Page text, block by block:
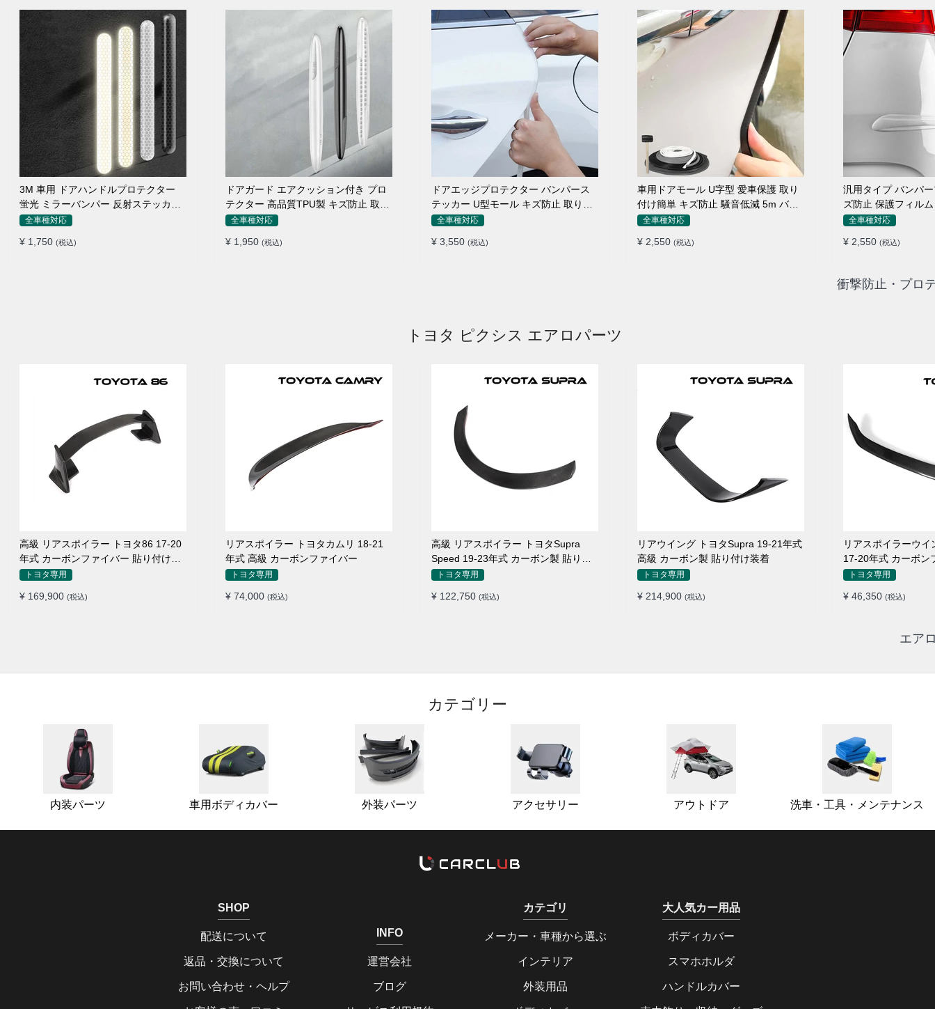
3M 車用 ドアハンドルプロテクター
蛍光 ミラーバンパー 反射ステッカー
保護フィルム
全車種対応
¥ 1,750 (税込)
ドアガード エアクッション付き プロ
テクター 高品質TPU製 キズ防止 取り
付け簡単
全車種対応
¥ 1,950 (税込)
ドアエッジプロテクター バンパース
テッカー U型モール キズ防止 取り付
け簡単 騒音低減
全車種対応
¥ 3,550 (税込)
車用ドアモール U字型 愛車保護 取り
付け簡単 キズ防止 騒音低減 5m バン
パーストリップ
全車種対応
¥ 2,550 (税込)
汎用タイプ バンパ
ズ防止 保護フィル
ィット感抜群
全車種対応
¥ 2,550 (税込)
衝撃防止・プロ
トヨタ ピクシス エアロパーツ
高級 リアスポイラー トヨタ86 17-20
年式 カーボンファイバー 貼り付け装
着トヨタ専用
¥ 169,900 (税込)
リアスポイラー トヨタカムリ 18-21
年式 高級 カーボンファイバー
トヨタ専用
¥ 74,000 (税込)
高級 リアスポイラー トヨタSupra
Speed 19-23年式 カーボン製 貼り付
け装着
トヨタ専用
¥ 122,750 (税込)
リアウイング トヨタSupra 19-21年式
高級 カーボン製 貼り付け装着
トヨタ専用
¥ 214,900 (税込)
リアスポイラーウイ
17-20年式 カーボン
付け装着
トヨタ専用
¥ 46,350 (税込)
エア
カテゴリー
内装パーツ 車用ボディカバー 外装パーツ アクセサリー アウトドア 洗車・工具・メンテナンス
SHOP
配送について
返品・交換について
お問い合わせ・ヘルプ
INFO
運営会社
ブログ
カテゴリ
メーカー・車種から選ぶ
インテリア
外装用品
大人気カー用品
ボディカバー
スマホホルダ
ハンドルカバー